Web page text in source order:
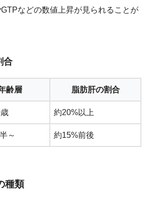
などの数値上昇が見られることが
合
齢層 脂肪肝の割合
約20%以上
～ 約15%前後
種類